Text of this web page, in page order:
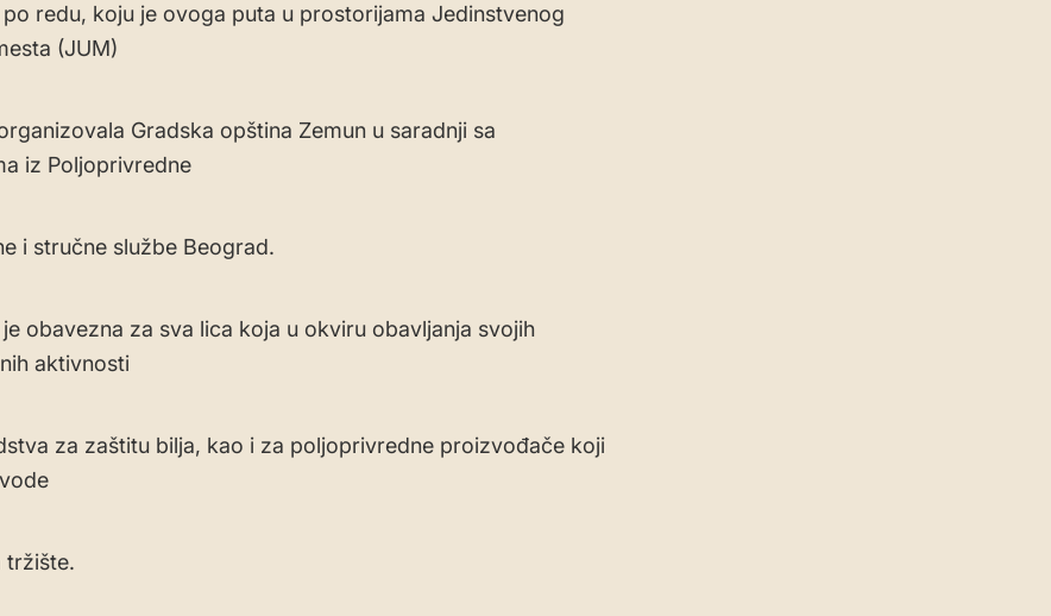
redu, koju je ovoga puta u prostorijama Jedinstvenog
(JUM)
Gradska opština Zemun u saradnji sa
iz Poljoprivredne
i stručne službe Beograd.
obavezna za sva lica koja u okviru obavljanja svojih
aktivnosti
za zaštitu bilja, kao i za poljoprivredne proizvođače koji
tržište.